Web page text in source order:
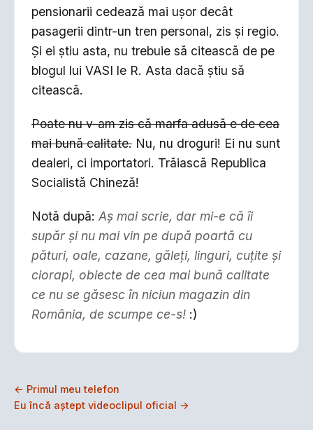
pensionarii cedează mai uşor decât
pasagerii dintr-un tren personal, zis şi regio.
Şi ei ştiu asta, nu trebuie să citească de pe
blogul lui VASI le R. Asta dacă ştiu să
citească.
Poate nu v-am zis că marfa adusă e de cea
mai bună calitate. Nu, nu droguri! Ei nu sunt
dealeri, ci importatori. Trăiască Republica
Socialistă Chineză!
Notă după: Aş mai scrie, dar mi-e că îi
supăr şi nu mai vin pe după poartă cu
pături, oale, cazane, găleţi, linguri, cuţite şi
ciorapi, obiecte de cea mai bună calitate
ce nu se găsesc în niciun magazin din
România, de scumpe ce-s! :)
← Primul meu telefon
Eu încă aştept videoclipul oficial →